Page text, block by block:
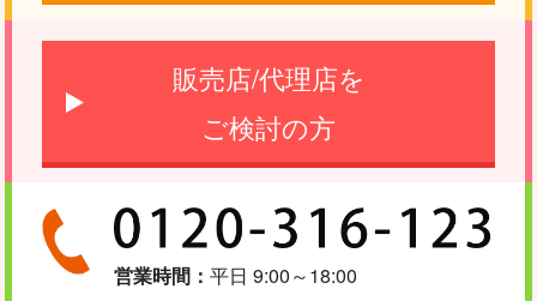
販売店/代理店を
ご検討の方
営業時間：平日 9:00～18:00